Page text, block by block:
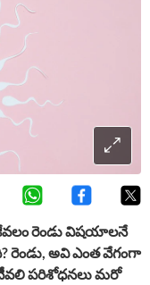
రెండు విషయాలనే
రెండు, అవి ఎంత వేగంగా
పరిశోధనలు మరో